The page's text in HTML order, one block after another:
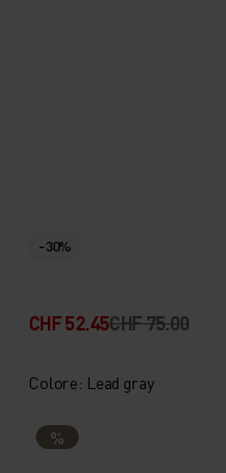
-30%
CHF 52.45CHF 75.00
Colore: Lead gray
%